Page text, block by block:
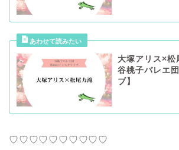
大塚アリス×松
谷桃子バレエ
ブ】
♡♡♡♡♡♡♡♡♡♡